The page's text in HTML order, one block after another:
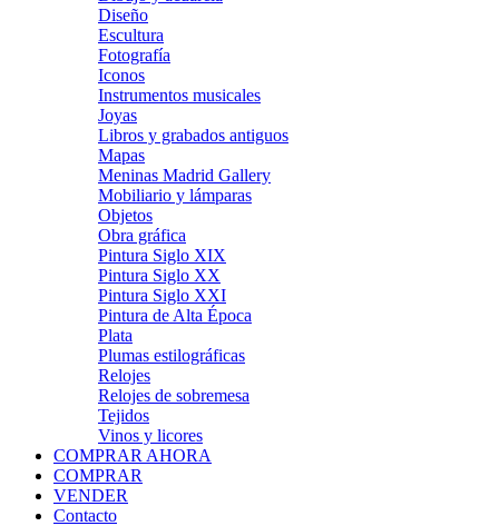
Diseño
Escultura
Fotografía
Iconos
Instrumentos musicales
Joyas
Libros y grabados antiguos
Mapas
Meninas Madrid Gallery
Mobiliario y lámparas
Objetos
Obra gráfica
Pintura Siglo XIX
Pintura Siglo XX
Pintura Siglo XXI
Pintura de Alta Época
Plata
Plumas estilográficas
Relojes
Relojes de sobremesa
Tejidos
Vinos y licores
COMPRAR AHORA
COMPRAR
VENDER
Contacto